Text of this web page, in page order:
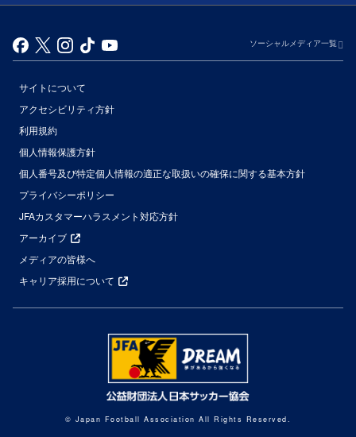
ソーシャルメディア一覧
サイトについて
アクセシビリティ方針
利用規約
個人情報保護方針
個人番号及び特定個人情報の適正な取扱いの確保に関する基本方針
プライバシーポリシー
JFAカスタマーハラスメント対応方針
アーカイブ
メディアの皆様へ
キャリア採用について
© Japan Football Association All Rights Reserved.